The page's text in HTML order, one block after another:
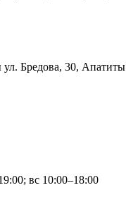
ул. Бредова, 30, Апатиты
вс 10:00–18:00